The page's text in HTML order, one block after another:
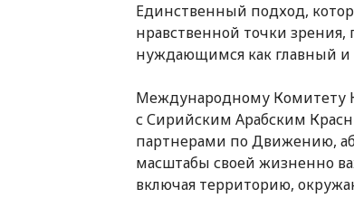
Единственный подход,
нравственной точки
нуждающимся как главный
Международному Комитету
с Сирийским Арабским
партнерами по Движению,
масштабы своей жизненно
включая территорию,